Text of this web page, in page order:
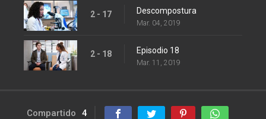
2 - 17 Descompostura
Mar. 04, 2019
2 - 18 Episodio 18
Mar. 11, 2019
Compartido 4